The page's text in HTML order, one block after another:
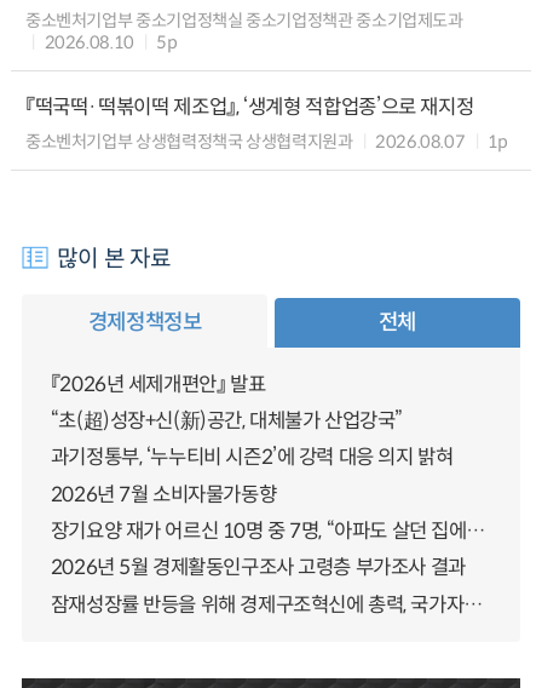
중소벤처기업부 중소기업정책실 중소기업정책관 중소기업제도과
2026.08.10
5p
『떡국떡·떡볶이떡 제조업』, ‘생계형 적합업종’으로 재지정
중소벤처기업부 상생협력정책국 상생협력지원과 2026.08.07 1p
많이 본 자료
경제정책정보 전체
『2026년 세제개편안』 발표
“초(超)성장+신(新)공간, 대체불가 산업강국”
과기정통부, ‘누누티비 시즌2’에 강력 대응 의지 밝혀
2026년 7월 소비자물가동향
장기요양 재가 어르신 10명 중 7명, “아파도 살던 집에서 살겠다” 「2025년 장기요양실태조사」 결과 발표
2026년 5월 경제활동인구조사 고령층 부가조사 결과
잠재성장률 반등을 위해 경제구조혁신에 총력, 국가자산 관리체계 대전환